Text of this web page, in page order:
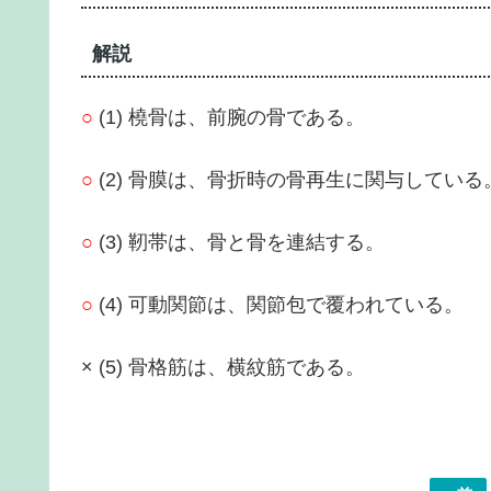
解説
○ (1) 橈骨は、前腕の骨である。
○ (2) 骨膜は、骨折時の骨再生に関与している
○ (3) 靭帯は、骨と骨を連結する。
○ (4) 可動関節は、関節包で覆われている。
× (5) 骨格筋は、横紋筋である。